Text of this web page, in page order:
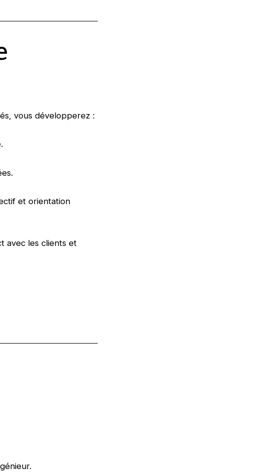
vous développerez :
et orientation
avec les clients et